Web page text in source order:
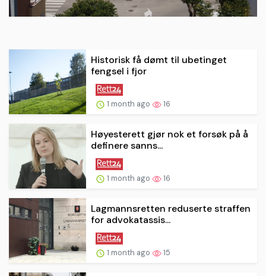
Historisk få dømt til ubetinget
fengsel i fjor
1 month ago 16
Høyesterett gjør nok et forsøk på å
definere sanns...
1 month ago 16
Lagmannsretten reduserte straffen
for advokatassis...
1 month ago 15